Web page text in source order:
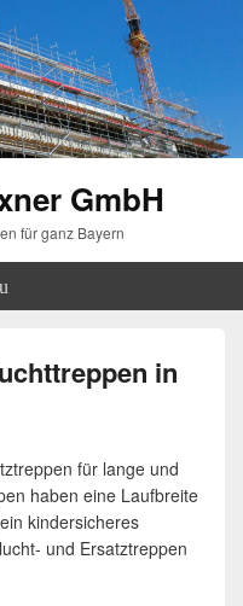
GmbH
für ganz Bayern
in
für lange und
haben eine Laufbreite
kindersicheres
und Ersatztreppen